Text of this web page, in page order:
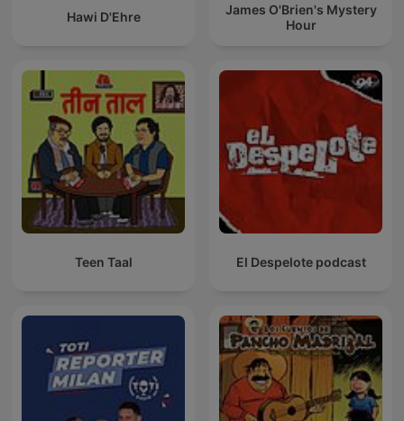
Hawi D'Ehre
James O'Brien's Mystery
Hour
Teen Taal El Despelote podcast